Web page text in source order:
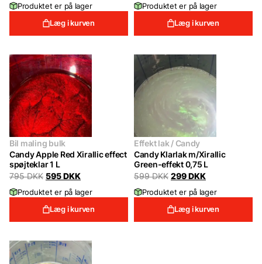
795 DKK.595 DKK.
Produktet er på lager
Læg i kurven
was:
is:
Produktet er på lager
Læg i kurven
Bil maling bulk
Candy Apple Red Xirallic effect
spøjteklar 1 L
795DKK Original
was:
595DKKCurrent
is:
Produktet er på lager
Læg i kurven
Effekt lak / Candy
Candy Klarlak m/Xirallic
Green-effekt 0,75 L
599DKK Original
was:
299DKKCurrent
is:
Produktet er på lager
Læg i kurven